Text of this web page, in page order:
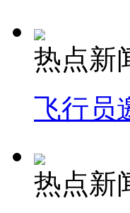
热点新
飞行员
热点新